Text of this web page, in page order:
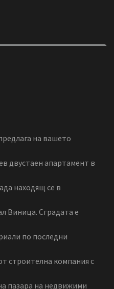
на вашето
двустаен апартамент в
находящ се в
Виница. Сградата е
по последни
строителна компания с
пазара на недвижими